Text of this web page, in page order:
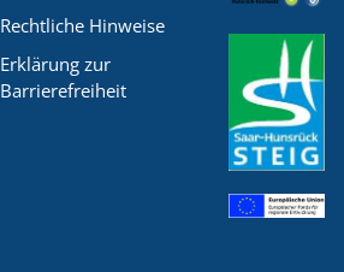
Rechtliche Hinweise
Erklärung zur
Barrierefreiheit